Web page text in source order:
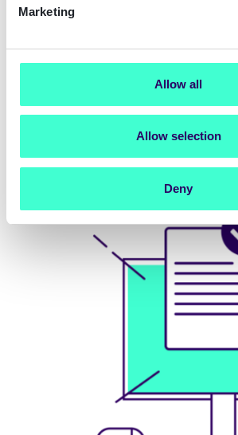
Marketing
Allow all
Allow selection
Deny
Learn moreEn savoir plus sur
juridiquement contraignante